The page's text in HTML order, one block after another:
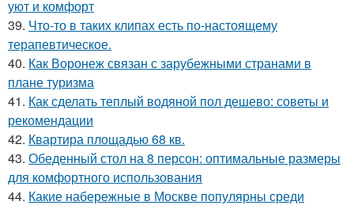
уют и комфорт
39. Что-то в таких клипах есть по-настоящему
терапевтическое.
40. Как Воронеж связан с зарубежными странами в
плане туризма
41. Как сделать теплый водяной пол дешево: советы и
рекомендации
42. Квартира площадью 68 кв.
43. Обеденный стол на 8 персон: оптимальные размеры
для комфортного использования
44. Какие набережные в Москве популярны среди